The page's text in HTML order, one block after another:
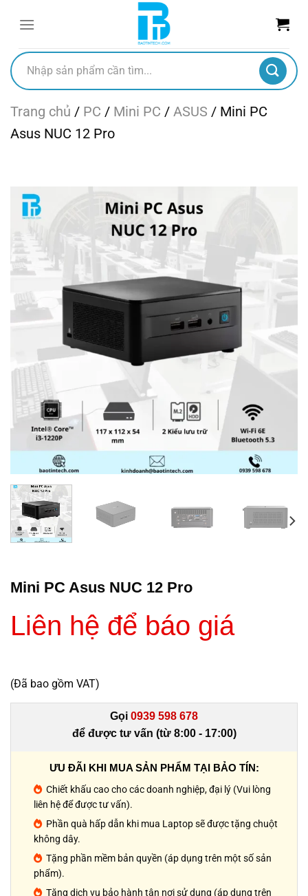
dungTìm
kiếm:
Trang chủ / PC / Mini PC / ASUS / Mini PC
Asus NUC 12 Pro
Mini PC Asus NUC 12 Pro
Liên hệ để báo giá
(Đã bao gồm VAT)
Gọi 0939 598 678
để được tư vấn (từ 8:00 - 17:00)
ƯU ĐÃI KHI MUA SẢN PHẨM TẠI BẢO TÍN:
Chiết khấu cao cho các doanh nghiệp, đại lý (Vui lòng
liên hệ để được tư vấn).
Phần quà hấp dẫn khi mua Laptop sẽ được tặng chuột
không dây.
Tặng phần mềm bản quyền (áp dụng trên một số sản
phẩm).
Tặng dịch vụ bảo hành tận nơi sử dụng (áp dụng trên